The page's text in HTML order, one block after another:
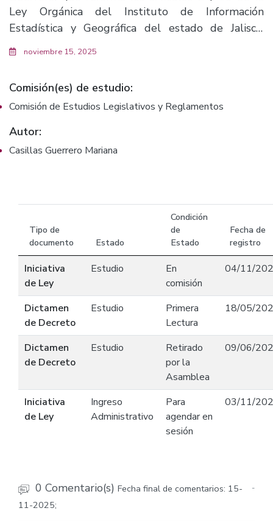
Ley Orgánica del Instituto de Información
Estadística y Geográfica del estado de Jalisco.
(F.3907)
noviembre 15, 2025
Comisión(es) de estudio:
Comisión de Estudios Legislativos y Reglamentos
Autor:
Casillas Guerrero Mariana
Tipo de
documento
Estado
Condición
de
Estado
Fecha de
registro
Iniciativa
de Ley
Estudio
En
comisión
04/11/
Dictamen
de Decreto
Estudio
Primera
Lectura
18/05/
Dictamen
de Decreto
Estudio
Retirado
por la
Asamblea
09/06/
Iniciativa
de Ley
Ingreso
Administrativo
Para
agendar en
sesión
03/11/
0 Comentario(s) Fecha final de comentarios: 15-
11-2025;
-